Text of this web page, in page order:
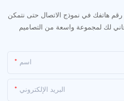
رقم هاتفك في نموذج الاتصال حتى نتمكن
لك لمجموعة واسعة من التصاميم
اسم
البريد الإلكتروني